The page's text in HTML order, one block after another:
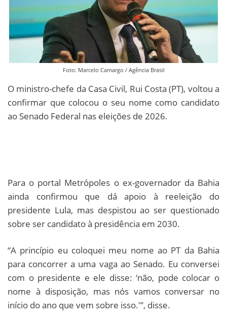
Foto: Marcelo Camargo / Agência Brasil
O ministro-chefe da Casa Civil, Rui Costa (PT), voltou a
confirmar que colocou o seu nome como candidato
ao Senado Federal nas eleições de 2026.
Para o portal Metrópoles o ex-governador da Bahia
ainda confirmou que dá apoio à reeleição do
presidente Lula, mas despistou ao ser questionado
sobre ser candidato à presidência em 2030.
“A princípio eu coloquei meu nome ao PT da Bahia
para concorrer a uma vaga ao Senado. Eu conversei
com o presidente e ele disse: ‘não, pode colocar o
nome à disposição, mas nós vamos conversar no
início do ano que vem sobre isso.'”, disse.